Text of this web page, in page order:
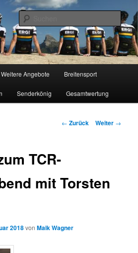
Radsportgemeinschaft
Weitere Angebote Breitensport
Senderkönig Gesamtwertung
Beitragsnavigation
← Zurück Weiter →
TCR-
mit Torsten
2018vonMaik Wagner